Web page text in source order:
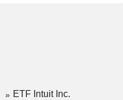
ETF Intuit Inc.